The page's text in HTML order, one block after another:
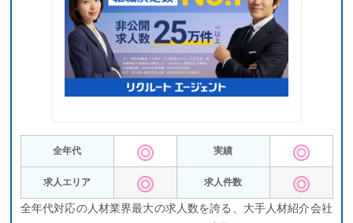
全年代 実績
求人エリア 求人件数
全年代対応の人材業界最大の求人数を誇る、大手人材紹介会社